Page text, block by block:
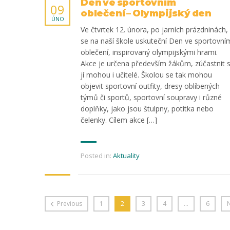
Den ve sportovním
oblečení – Olympijský den
09
ÚNO
Ve čtvrtek 12. února, po jarních prázdninách,
se na naší škole uskuteční Den ve
oblečení, inspirovaný olympijskými hrami.
Akce je určena především žákům, zúčastnit
jí mohou i učitelé. Školou se tak mohou
objevit sportovní outfity, dresy oblíbených
týmů či sportů, sportovní soupravy i různé
doplňky, jako jsou štulpny, potítka nebo
čelenky. Cílem akce […]
Posted in: Aktuality
Previous 1 2 3 4 … 6